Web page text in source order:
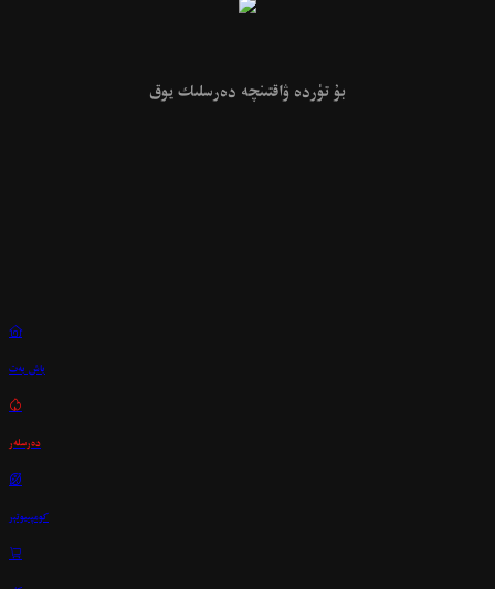
بۇ تۈردە ۋاقتىنچە دەرسلىك يوق

باش بەت

دەرسلەر

كومپىيوتېر
